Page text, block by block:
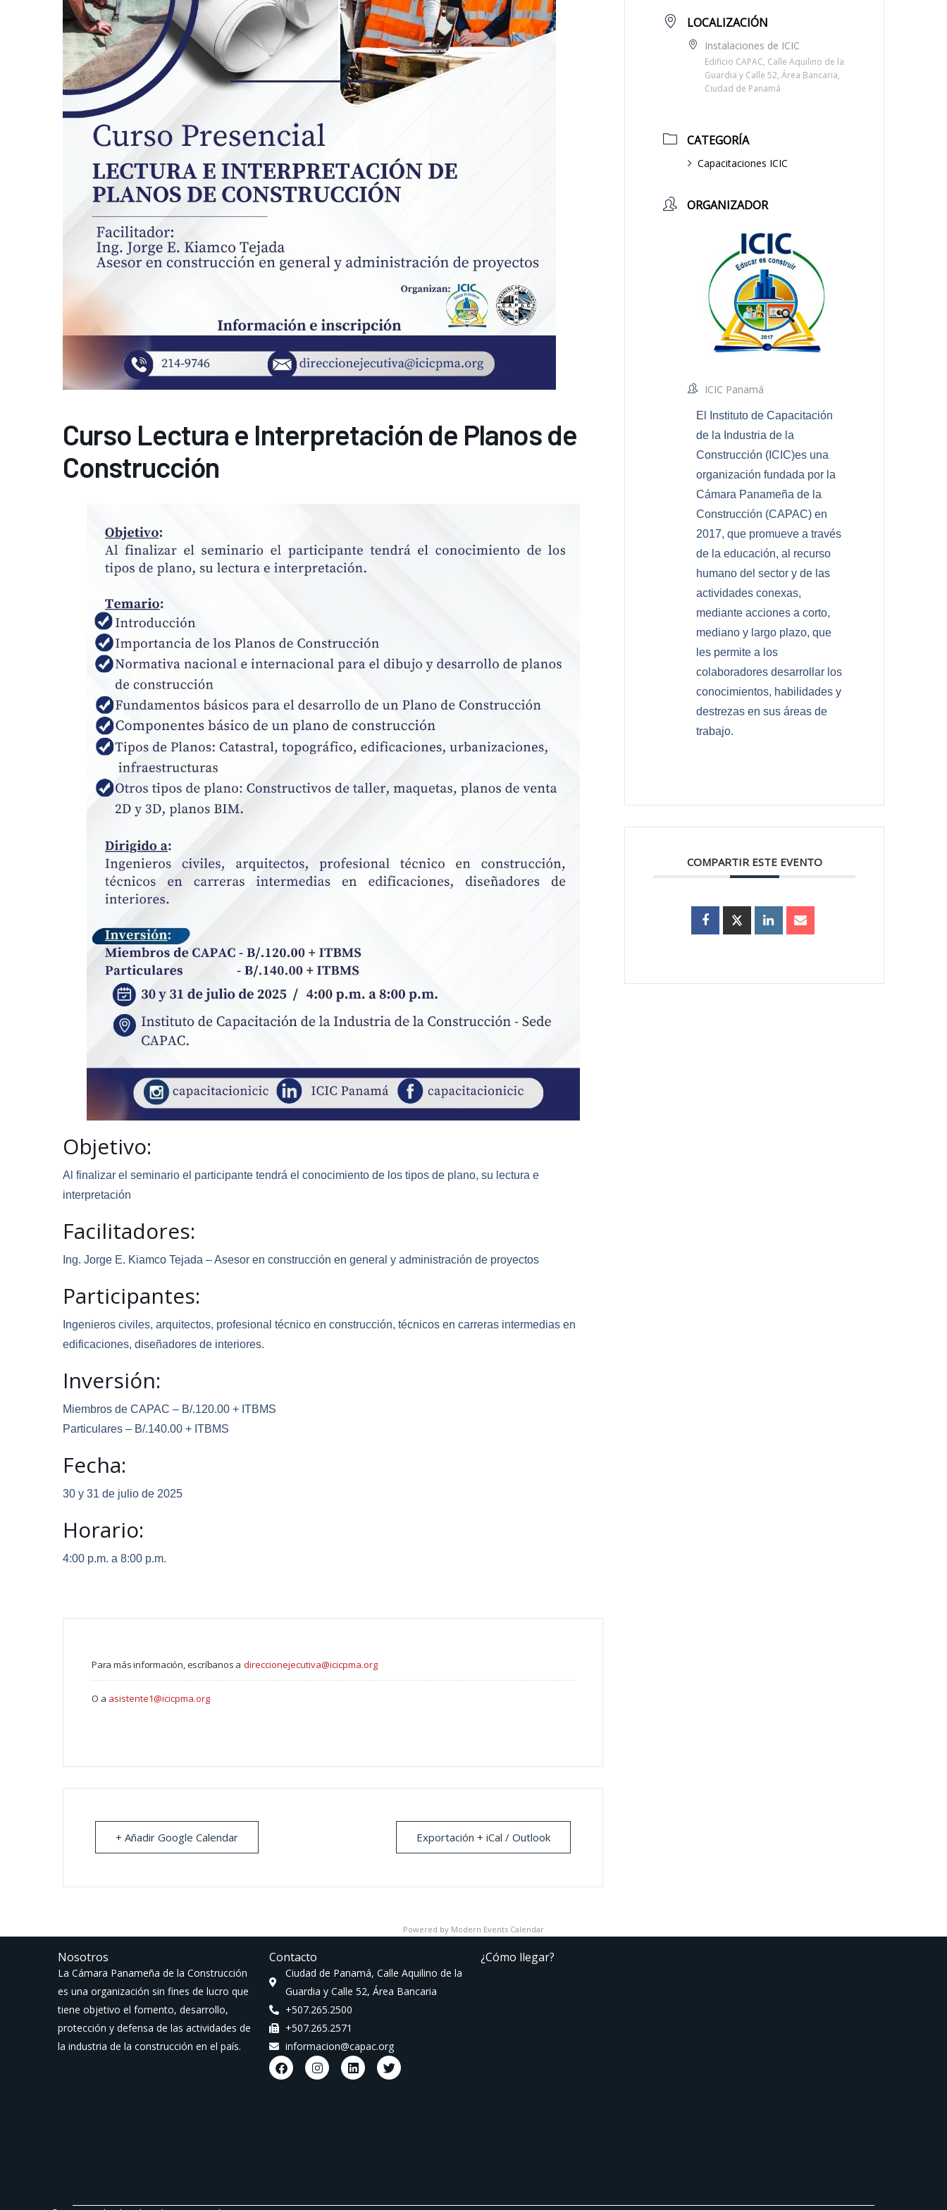
Curso Lectura e Interpretación de Planos de
Construcción
Objetivo:
Al finalizar el seminario el participante tendrá el conocimiento de los tipos de plano, su lectura e
interpretación
Facilitadores:
Ing. Jorge E. Kiamco Tejada – Asesor en construcción en general y administración de proyectos
Participantes:
Ingenieros civiles, arquitectos, profesional técnico en construcción, técnicos en carreras intermedias en
edificaciones, diseñadores de interiores.
Inversión:
Miembros de CAPAC – B/.120.00 + ITBMS
Particulares – B/.140.00 + ITBMS
Fecha:
30 y 31 de julio de 2025
Horario:
4:00 p.m. a 8:00 p.m.
Para más información, escríbanos a direccionejecutiva@icicpma.org
O a asistente1@icicpma.org
+ Añadir Google Calendar Exportación + iCal / Outlook
LOCALIZACIÓN
Instalaciones de ICIC
Edificio CAPAC, Calle Aquilino de la
Guardia y Calle 52, Área Bancaria,
Ciudad de Panamá
CATEGORÍA
Capacitaciones ICIC
ORGANIZADOR
ICIC Panamá
El Instituto de Capacitación
de la Industria de la
Construcción (ICIC)es una
organización fundada por la
Cámara Panameña de la
Construcción (CAPAC) en
2017, que promueve a través
de la educación, al recurso
humano del sector y de las
actividades conexas,
mediante acciones a corto,
mediano y largo plazo, que
les permite a los
colaboradores desarrollar los
conocimientos, habilidades y
destrezas en sus áreas de
trabajo.
COMPARTIR ESTE EVENTO
Powered by Modern Events Calendar
Nosotros
La Cámara Panameña de la Construcción
es una organización sin fines de lucro que
tiene objetivo el fomento, desarrollo,
protección y defensa de las actividades de
la industria de la construcción en el país.
Contacto
Ciudad de Panamá, Calle Aquilino de la
Guardia y Calle 52, Área Bancaria
+507.265.2500
+507.265.2571
informacion@capac.org
F
a
c
I
n
s
L
i
n
T
w
i
¿Cómo llegar?